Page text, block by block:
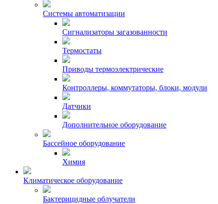
Системы автоматизации
Сигнализаторы загазованности
Термостаты
Приводы термоэлектрические
Контроллеры, коммутаторы, блоки, модули
Датчики
Дополнительное оборудование
Бассейное оборудование
Химия
Климатическое оборудование
Бактерицидные облучатели